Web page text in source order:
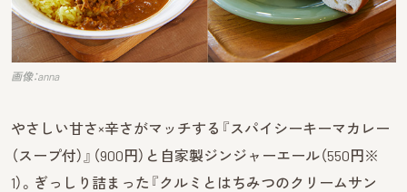
画像：anna
やさしい甘さ×辛さがマッチする『スパイシーキーマカレー
（スープ付）』（900円）と自家製ジンジャーエール（550円※
1）。ぎっしり詰まった『クルミとはちみつのクリームサン